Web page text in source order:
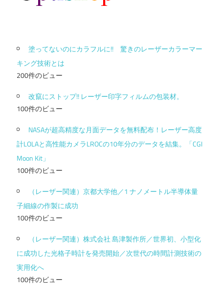
塗ってないのにカラフルに!! 驚きのレーザーカラーマー
キング技術とは
200件のビュー
改竄にストップ!! レーザー印字フィルムの包装材。
100件のビュー
NASAが超高精度な月面データを無料配布！レーザー高度
計LOLAと高性能カメラLROCの10年分のデータを結集。「CGI
Moon Kit」
100件のビュー
（レーザー関連）京都大学他／1 ナノメートル半導体量
子細線の作製に成功
100件のビュー
（レーザー関連）株式会社 島津製作所／世界初、小型化
に成功した光格子時計を発売開始／次世代の時間計測技術の
実用化へ
100件のビュー